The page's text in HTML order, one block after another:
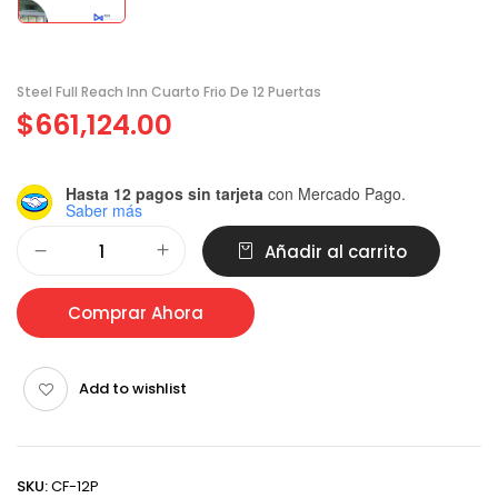
Steel Full Reach Inn Cuarto Frio De 12 Puertas
$661,124.00
Hasta 12 pagos sin tarjeta con Mercado Pago.
Saber más
Añadir al carrito
Comprar Ahora
Add to wishlist
SKU:CF-12P